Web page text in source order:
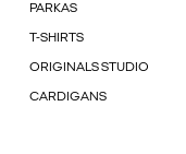
PARKAS
T-SHIRTS
ORIGINALS STUDIO
CARDIGANS